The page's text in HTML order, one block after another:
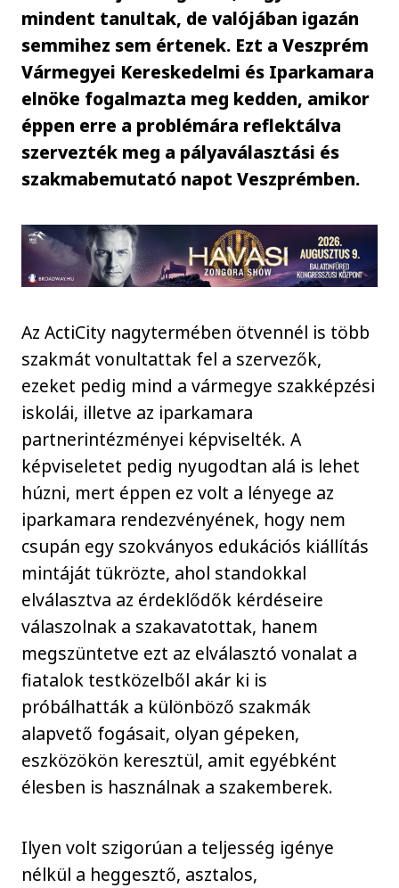
mindent tanultak, de valójában igazán
semmihez sem értenek. Ezt a Veszprém
Vármegyei Kereskedelmi és Iparkamara
elnöke fogalmazta meg kedden, amikor
éppen erre a problémára reflektálva
szervezték meg a pályaválasztási és
szakmabemutató napot Veszprémben.
Az ActiCity nagytermében ötvennél is több
szakmát vonultattak fel a szervezők,
ezeket pedig mind a vármegye szakképzési
iskolái, illetve az iparkamara
partnerintézményei képviselték. A
képviseletet pedig nyugodtan alá is lehet
húzni, mert éppen ez volt a lényege az
iparkamara rendezvényének, hogy nem
csupán egy szokványos edukációs kiállítás
mintáját tükrözte, ahol standokkal
elválasztva az érdeklődők kérdéseire
válaszolnak a szakavatottak, hanem
megszüntetve ezt az elválasztó vonalat a
fiatalok testközelből akár ki is
próbálhatták a különböző szakmák
alapvető fogásait, olyan gépeken,
eszközökön keresztül, amit egyébként
élesben is használnak a szakemberek.
Ilyen volt szigorúan a teljesség igénye
nélkül a heggesztő, asztalos,